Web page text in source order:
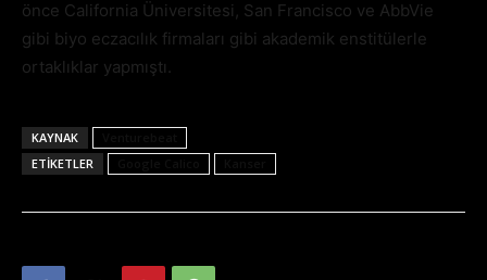
önce California Üniversitesi, San Francisco ve AbbVie
gibi biyo eczacılık firmaları gibi akademik enstitülerle
ortaklıklar yapmıştı.
KAYNAK
ETIKETLER